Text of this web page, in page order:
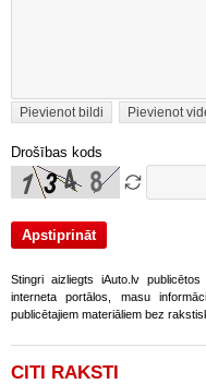
Pievienot bildi Pievienot
Drošības kods
Stingri aizliegts iAuto.lv
interneta portālos, masu
publicētajiem materiāliem bez
CITI RAKSTI